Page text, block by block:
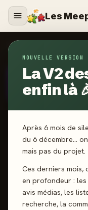
Les
NOUVELLE VERSION
La V2
enfin là
Après 6 mois de
du 6 décembre…
mais pas du projet.
Ces derniers mois,
en profondeur : les
avis médias, les
recherche, la
AUTEURS
B
AUTEUR·
Ben &
Pas